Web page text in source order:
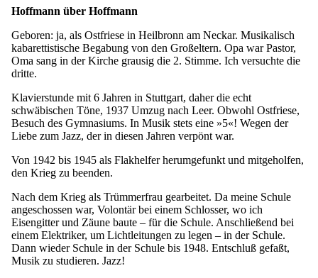
Hoffmann über Hoffmann
Geboren: ja, als Ostfriese in Heilbronn am Neckar. Musikalisch
kabarettistische Begabung von den Großeltern. Opa war Pastor,
Oma sang in der Kirche grausig die 2. Stimme. Ich versuchte die
dritte.
Klavierstunde mit 6 Jahren in Stuttgart, daher die echt
schwäbischen Töne, 1937 Umzug nach Leer. Obwohl Ostfriese,
Besuch des Gymnasiums. In Musik stets eine »5«! Wegen der
Liebe zum Jazz, der in diesen Jahren verpönt war.
Von 1942 bis 1945 als Flakhelfer herumgefunkt und mitgeholfen,
den Krieg zu beenden.
Nach dem Krieg als Trümmerfrau gearbeitet. Da meine Schule
angeschossen war, Volontär bei einem Schlosser, wo ich
Eisengitter und Zäune baute – für die Schule. Anschließend bei
einem Elektriker, um Lichtleitungen zu legen – in der Schule.
Dann wieder Schule in der Schule bis 1948. Entschluß gefaßt,
Musik zu studieren. Jazz!